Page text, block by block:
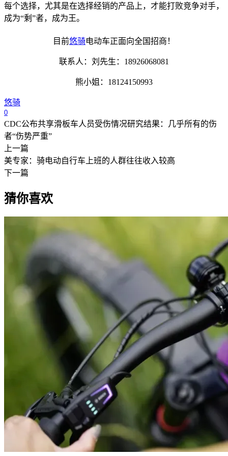
每个选择，尤其是在选择经销的产品上，才能打败竞争对手，
成为“剩”者，成为王。
目前悠骑电动车正面向全国招商！
联系人：刘先生：18926068081
熊小姐：18124150993
悠骑
0
CDC公布共享滑板车人员受伤情况研究结果：几乎所有的伤
者“伤势严重”
上一篇
美专家：骑电动自行车上班的人群往往收入较高
下一篇
猜你喜欢